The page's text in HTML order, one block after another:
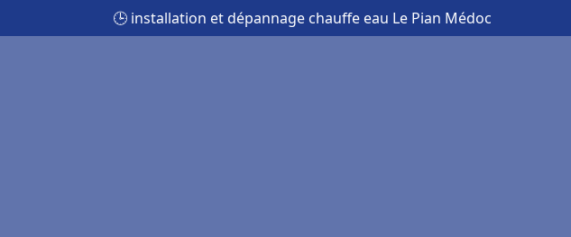
🕒 installation et dépannage chauffe eau Le Pian Médoc